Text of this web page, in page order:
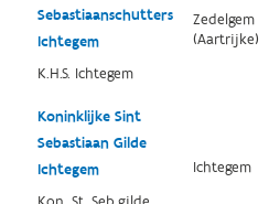
Sebastiaanschutters
Ichtegem
K.H.S. Ichtegem
Zedelgem
(Aartrijke)
Koninklijke Sint
Sebastiaan Gilde
Ichtegem
Ichtegem